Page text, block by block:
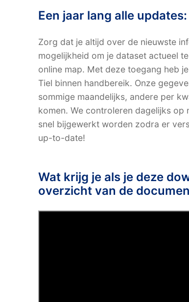
Een jaar lang alle updates:
Zorg dat je altijd over de nieuwste
mogelijkheid om je dataset actueel
online map. Met deze toegang heb
Tiel binnen handbereik. Onze
sommige maandelijks, andere per
komen. We controleren dagelijks op
snel bijgewerkt worden zodra er
up-to-date!
Wat krijg je als je deze
overzicht van de